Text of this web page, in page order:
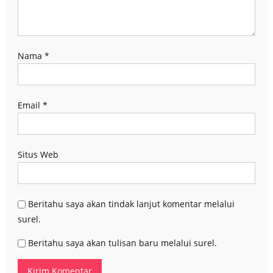
Nama *
Email *
Situs Web
Beritahu saya akan tindak lanjut komentar melalui
surel.
Beritahu saya akan tulisan baru melalui surel.